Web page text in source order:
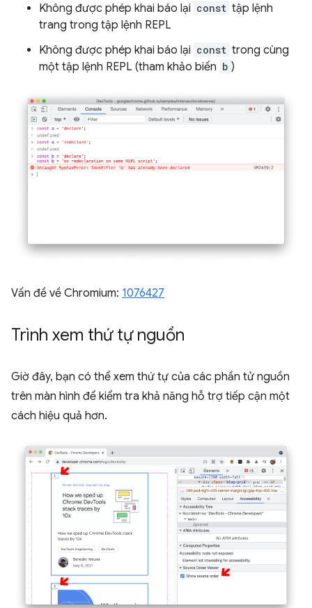
Không được phép khai báo lại const tập lệnh
trang trong tập lệnh REPL
Không được phép khai báo lại const trong cùng
một tập lệnh REPL (tham khảo biến b )
Vấn đề về Chromium: 1076427
Trình xem thứ tự nguồn
Giờ đây, bạn có thể xem thứ tự của các phần tử nguồn
trên màn hình để kiểm tra khả năng hỗ trợ tiếp cận một
cách hiệu quả hơn.